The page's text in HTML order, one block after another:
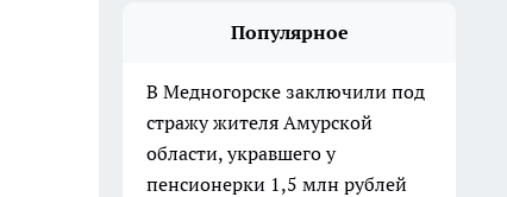
Популярное
В Медногорске заключили под
стражу жителя Амурской
области, укравшего у
пенсионерки 1,5 млн рублей